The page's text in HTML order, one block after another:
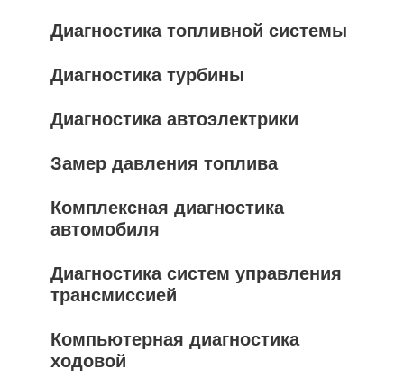
Диагностика топливной системы
Диагностика турбины
Диагностика автоэлектрики
Замер давления топлива
Комплексная диагностика
автомобиля
Диагностика систем управления
трансмиссией
Компьютерная диагностика
ходовой